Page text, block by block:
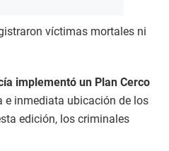
víctimas mortales ni
implementó un Plan Cerco
e inmediata ubicación de los
edición, los criminales